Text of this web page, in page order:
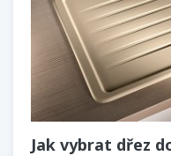
Jak vybrat dřez